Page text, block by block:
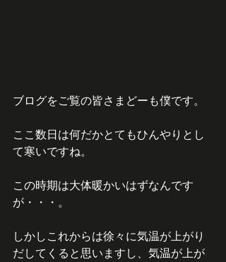
ブログをご覧の皆さまどーも僕です。
ここ数日は何だかとてもひんやりとし
て寒いですね。
この時期は大体暖かいはずなんです
が・・・。
しかしこれからは徐々に気温が上がり
だしてくると思いますし、気温が上が